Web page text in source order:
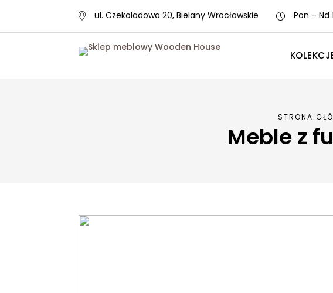
ul. Czekoladowa 20, Bielany Wrocławskie Pon – Nd
STRONA
Meble z